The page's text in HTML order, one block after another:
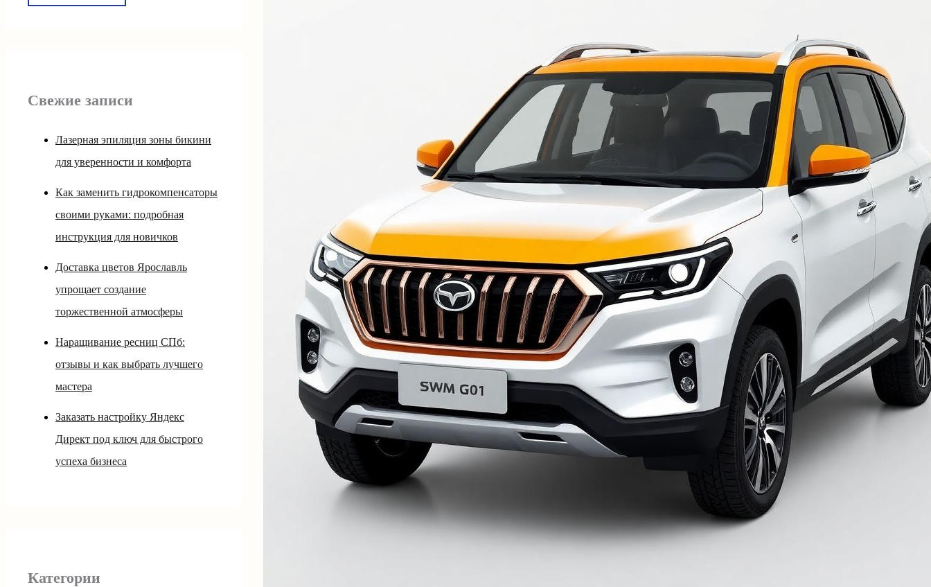
Свежие записи
Лазерная эпиляция зоны бикини
для уверенности и комфорта
Как заменить гидрокомпенсаторы
своими руками: подробная
инструкция для новичков
Доставка цветов Ярославль
упрощает создание
торжественной атмосферы
Наращивание ресниц СПб:
отзывы и как выбрать лучшего
мастера
Заказать настройку Яндекс
Директ под ключ для быстрого
успеха бизнеса
Категории